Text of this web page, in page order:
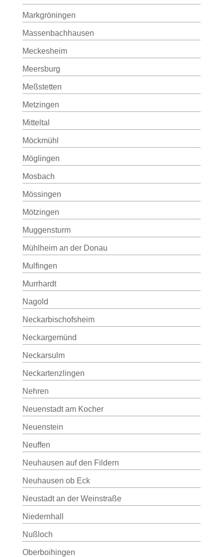
Markgröningen
Massenbachhausen
Meckesheim
Meersburg
Meßstetten
Metzingen
Mitteltal
Möckmühl
Möglingen
Mosbach
Mössingen
Mötzingen
Muggensturm
Mühlheim an der Donau
Mulfingen
Murrhardt
Nagold
Neckarbischofsheim
Neckargemünd
Neckarsulm
Neckartenzlingen
Nehren
Neuenstadt am Kocher
Neuenstein
Neuffen
Neuhausen auf den Fildern
Neuhausen ob Eck
Neustadt an der Weinstraße
Niedernhall
Nußloch
Oberboihingen